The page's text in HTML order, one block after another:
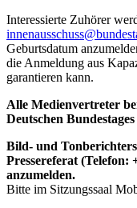
Interessierte Zuhörer
Geburtsdatum
die Anmeldung aus
garantieren kann.
Alle Medienvertreter
Deutschen
Bild- und
Pressereferat (Telefon:
anzumelden.
Bitte im Sitzungssaal